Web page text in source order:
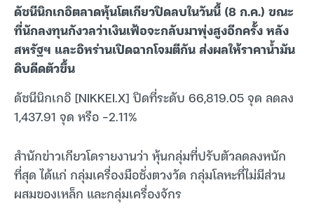
ดัชนีนิกเกอิตลาดหุ้นโตเกียวปิดลบในวันนี้ (8 ก.ค.) ขณะ
ที่นักลงทุนกังวลว่าเงินเฟ้อจะกลับมาพุ่งสูงอีกครั้ง หลัง
สหรัฐฯ และอิหร่านเปิดฉากโจมตีกัน ส่งผลให้ราคาน้ำมัน
ดิบดีดตัวขึ้น
ดัชนีนิกเกอิ [NIKKEI.X] ปิดที่ระดับ 66,819.05 จุด ลดลง
1,437.91 จุด หรือ -2.11%
สำนักข่าวเกียวโดรายงานว่า หุ้นกลุ่มที่ปรับตัวลดลงหนัก
ที่สุด ได้แก่ กลุ่มเครื่องมือชั่งตวงวัด กลุ่มโลหะที่ไม่มีส่วน
ผสมของเหล็ก และกลุ่มเครื่องจักร